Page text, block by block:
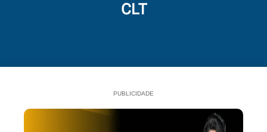
CLT
PUBLICIDADE